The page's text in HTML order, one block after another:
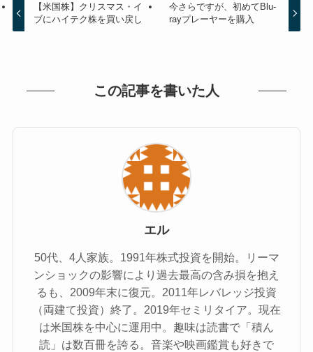
【米国株】クリスマス・イ
ブにハイテク株を買い戻し
今さらですが、初めてBlu-
rayプレーヤーを購入
この記事を書いた人
エル
50代、4人家族。1991年株式投資を開始。リーマ
ンショックの影響により過去最高の含み損を抱え
るも、2009年末に復元。2011年レバレッジ投資
（両建て投資）終了。2019年セミリタイア。現在
は米国株を中心に運用中。趣味は読書で「積ん
読」は数百冊を誇る。音楽や映画鑑賞も好きで